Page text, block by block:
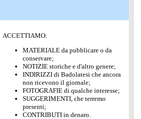
ACCETTIAMO:
MATERIALE da pubblicare o da
conservare;
NOTIZIE storiche e d'altro genere;
INDIRIZZI di Badolatesi che ancora
non ricevono il giornale;
FOTOGRAFIE di qualche interesse;
SUGGERIMENTI, che terremo
presenti;
CONTRIBUTI in denaro.